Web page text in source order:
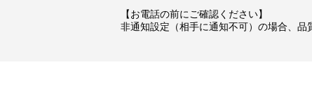
【お電話の前にご確認ください】
非通知設定（相手に通知不可）の場合、品